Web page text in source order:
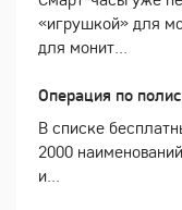
«игрушкой» для
для монит...
Операция по
В списке
2000
и...